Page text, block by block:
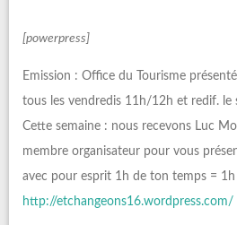
[powerpress]
Emission : Office du Tourisme
tous les vendredis 11h/12h et redif. le
Cette semaine : nous recevons Luc
membre organisateur pour vous
avec pour esprit 1h de ton temps =
http://etchangeons16.wordpress.com/